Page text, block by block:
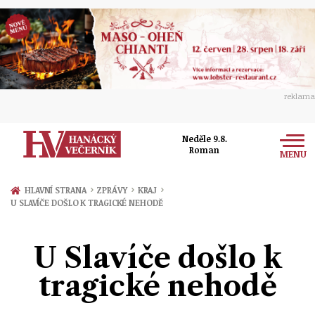
reklama
Neděle 9.8.
Roman
MENU
Zprávy
Prostějov
Přerov
Politika
Ekonomika
Kultura
Hudba
Společnost
HLAVNÍ STRANA › ZPRÁVY › KRAJ ›
U SLAVÍČE DOŠLO K TRAGICKÉ NEHODĚ
U Slavíče došlo k
tragické nehodě